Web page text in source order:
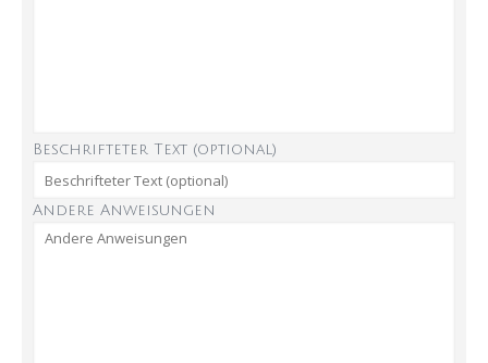
Beschrifteter Text (optional)
Andere Anweisungen